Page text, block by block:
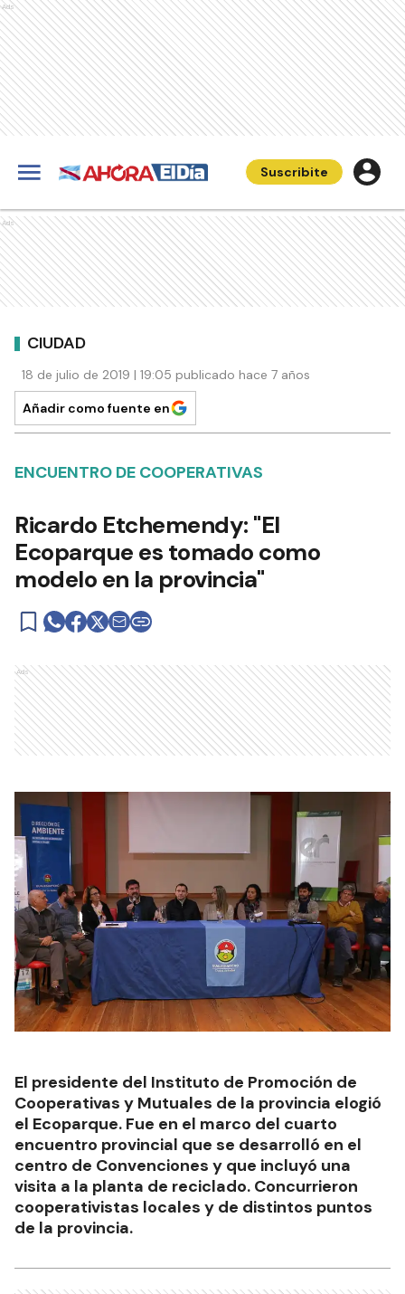
Ads
Suscribite
Ads
CIUDAD
18 de julio de 2019 | 19:05 publicado hace 7 años
Añadir como fuente en
ENCUENTRO DE COOPERATIVAS
Ricardo Etchemendy: "El
Ecoparque es tomado como
modelo en la provincia"
Ads
El presidente del Instituto de Promoción de
Cooperativas y Mutuales de la provincia elogió
el Ecoparque. Fue en el marco del cuarto
encuentro provincial que se desarrolló en el
centro de Convenciones y que incluyó una
visita a la planta de reciclado. Concurrieron
cooperativistas locales y de distintos puntos
de la provincia.